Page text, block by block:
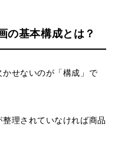
の基本構成とは？
せないのが「構成」で
理されていなければ商品